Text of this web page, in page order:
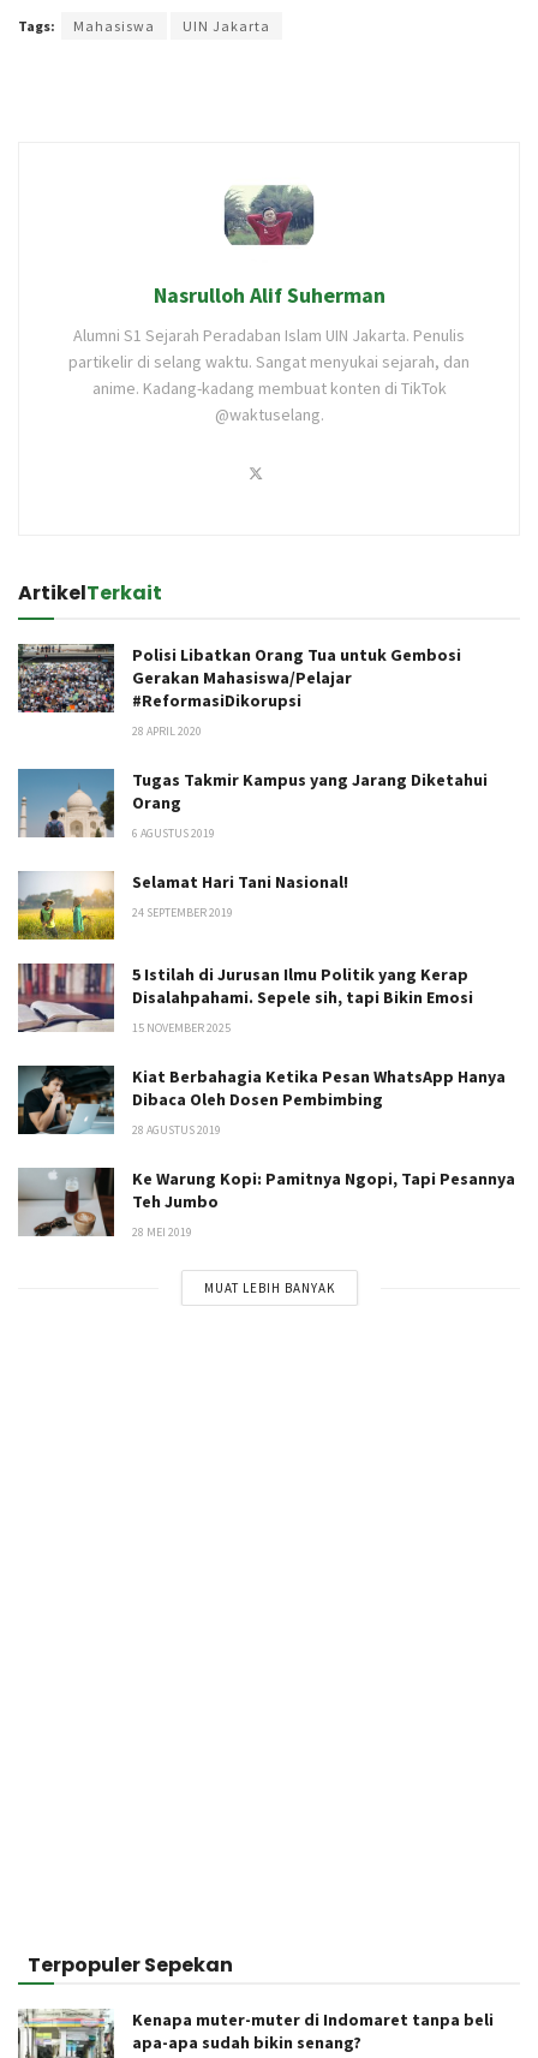
Tags: Mahasiswa UIN Jakarta
Nasrulloh Alif Suherman
Alumni S1 Sejarah Peradaban Islam UIN Jakarta. Penulis
partikelir di selang waktu. Sangat menyukai sejarah, dan
anime. Kadang-kadang membuat konten di TikTok
@waktuselang.
ArtikelTerkait
Polisi Libatkan Orang Tua untuk Gembosi
Gerakan Mahasiswa/Pelajar
#ReformasiDikorupsi
28 APRIL 2020
Tugas Takmir Kampus yang Jarang Diketahui
Orang
6 AGUSTUS 2019
Selamat Hari Tani Nasional!
24 SEPTEMBER 2019
5 Istilah di Jurusan Ilmu Politik yang Kerap
Disalahpahami. Sepele sih, tapi Bikin Emosi
15 NOVEMBER 2025
Kiat Berbahagia Ketika Pesan WhatsApp Hanya
Dibaca Oleh Dosen Pembimbing
28 AGUSTUS 2019
Ke Warung Kopi: Pamitnya Ngopi, Tapi Pesannya
Teh Jumbo
28 MEI 2019
MUAT LEBIH BANYAK
Terpopuler Sepekan
Kenapa muter-muter di Indomaret tanpa beli
apa-apa sudah bikin senang?